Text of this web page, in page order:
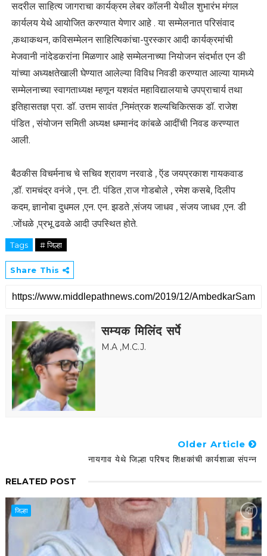
सदरील साहित्य जागराचा कार्यक्रम लेबर कॉलनी येथील शुभारंभ मंगल
कार्यलय येथे आयोजित करण्यात येणार आहे . या सम्मेलनात परिसंवाद
,कथाकथन, कविसम्मेलन साहित्यिकांचा-पुरस्कार आदी कार्यक्रमांची
मेजवानी नांदेडकरांना मिळणार आहे सम्मेलनाच्या नियोजन संदर्भात एन डी
यांच्या अध्यक्षतेखाली घेण्यात आलेल्या विविध निवडी करण्यात आल्या यामध्ये
सम्मेलनाच्या स्वागताध्यक्ष म्हणून यशवंत महाविद्यालयाचे उपप्राचार्य तथा
इतिहासतज्ञ प्रा. डॉ. उत्तम सावंत ,निमंत्रक शल्यचिकित्सक डॉ. राजेश
पंडित , संयोजन समिती अध्यक्ष धम्मानंद कांबळे आदींची निवड करण्यात
आली.
बैठकीस विचर्मनाच चे सचिव श्रावण नरवाडे , ऍड जयप्रकाश गायकवाड
,डॉ. रामचंद्र वनंजे , एन. टी. पंडित ,राज गोडबोले , रमेश कसबे, दिलीप
कदम, ज्ञानोबा दुधमल ,एन. एन. झडते ,संजय जाधव , संजय जाधव ,एन. डी
.जोंधळे ,प्रभू ढवळे आदी उपस्थित होते.
Tags # जिल्हा
Share This
सम्यक मिलिंद सर्पे
M.A ,M.C.J.
Older Article
नायगाव येथे जिल्हा परिषद शिक्षकांची कार्यशाळा संपन्न
RELATED POST
जिल्हा